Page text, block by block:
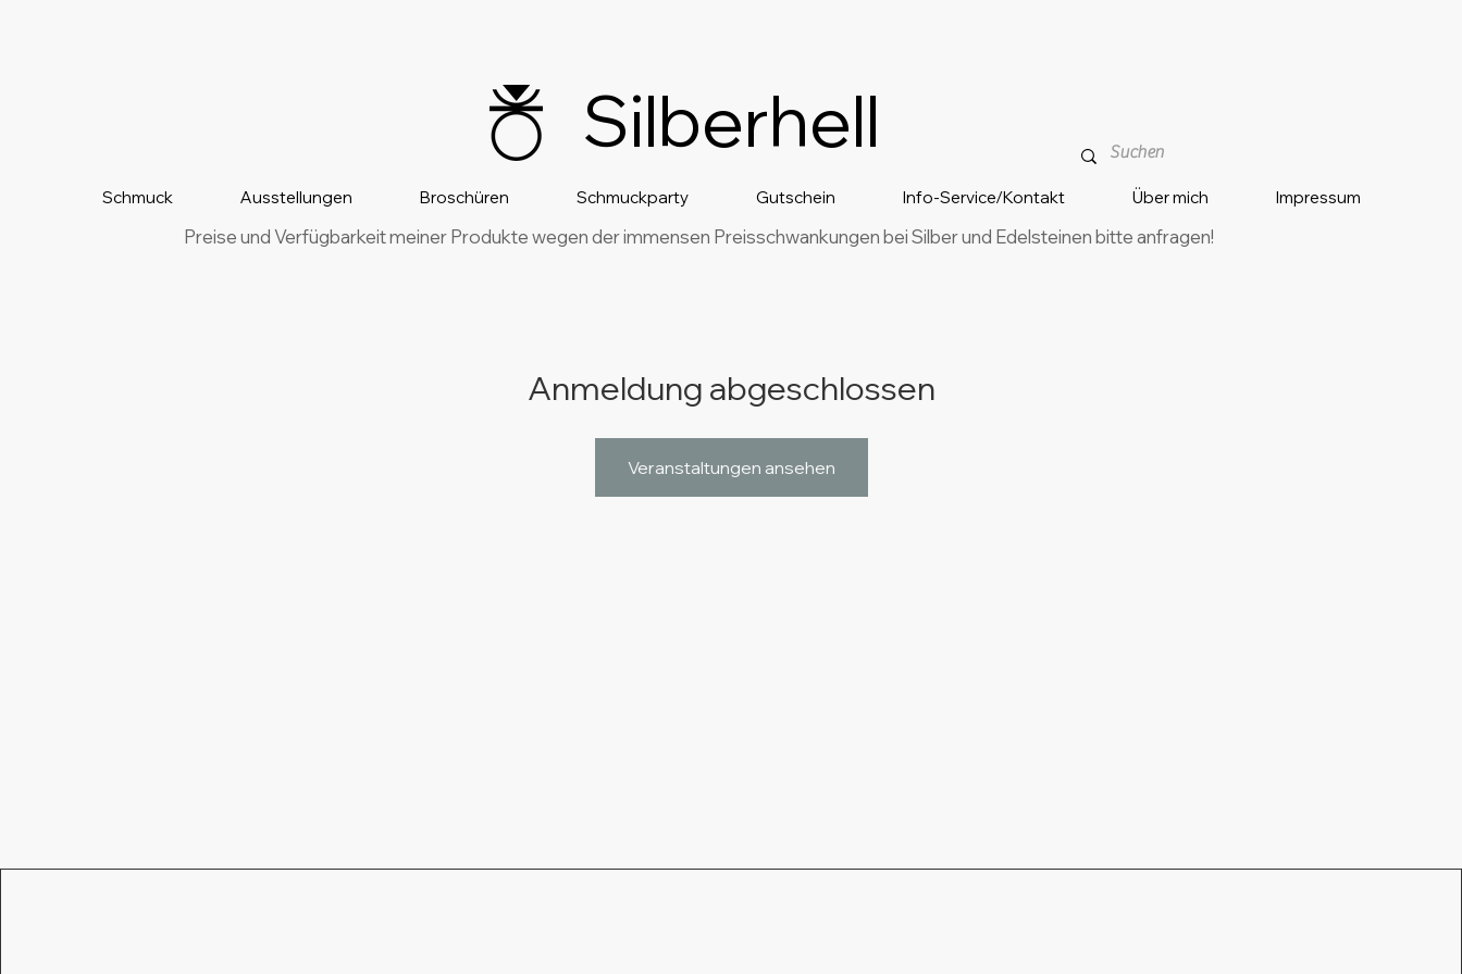
Schmuck Ausstellungen Broschüren Schmuckparty Gutschein Info-Service/Kontakt Über mich Impressum
Preise und Verfügbarkeit meiner Produkte wegen der immensen Preisschwankungen bei Silber und Edelsteinen bitte anfragen!
Silberhell
Anmeldung abgeschlossen
Veranstaltungen ansehen